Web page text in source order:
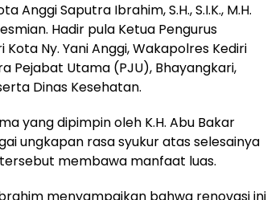
Saputra Ibrahim, S.H., S.I.K., M.H.
Hadir pula Ketua Pengurus
Ny. Yani Anggi, Wakapolres Kediri
Pejabat Utama (PJU), Bhayangkari,
Dinas Kesehatan.
yang dipimpin oleh K.H. Abu Bakar
ungkapan rasa syukur atas selesainya
membawa manfaat luas.